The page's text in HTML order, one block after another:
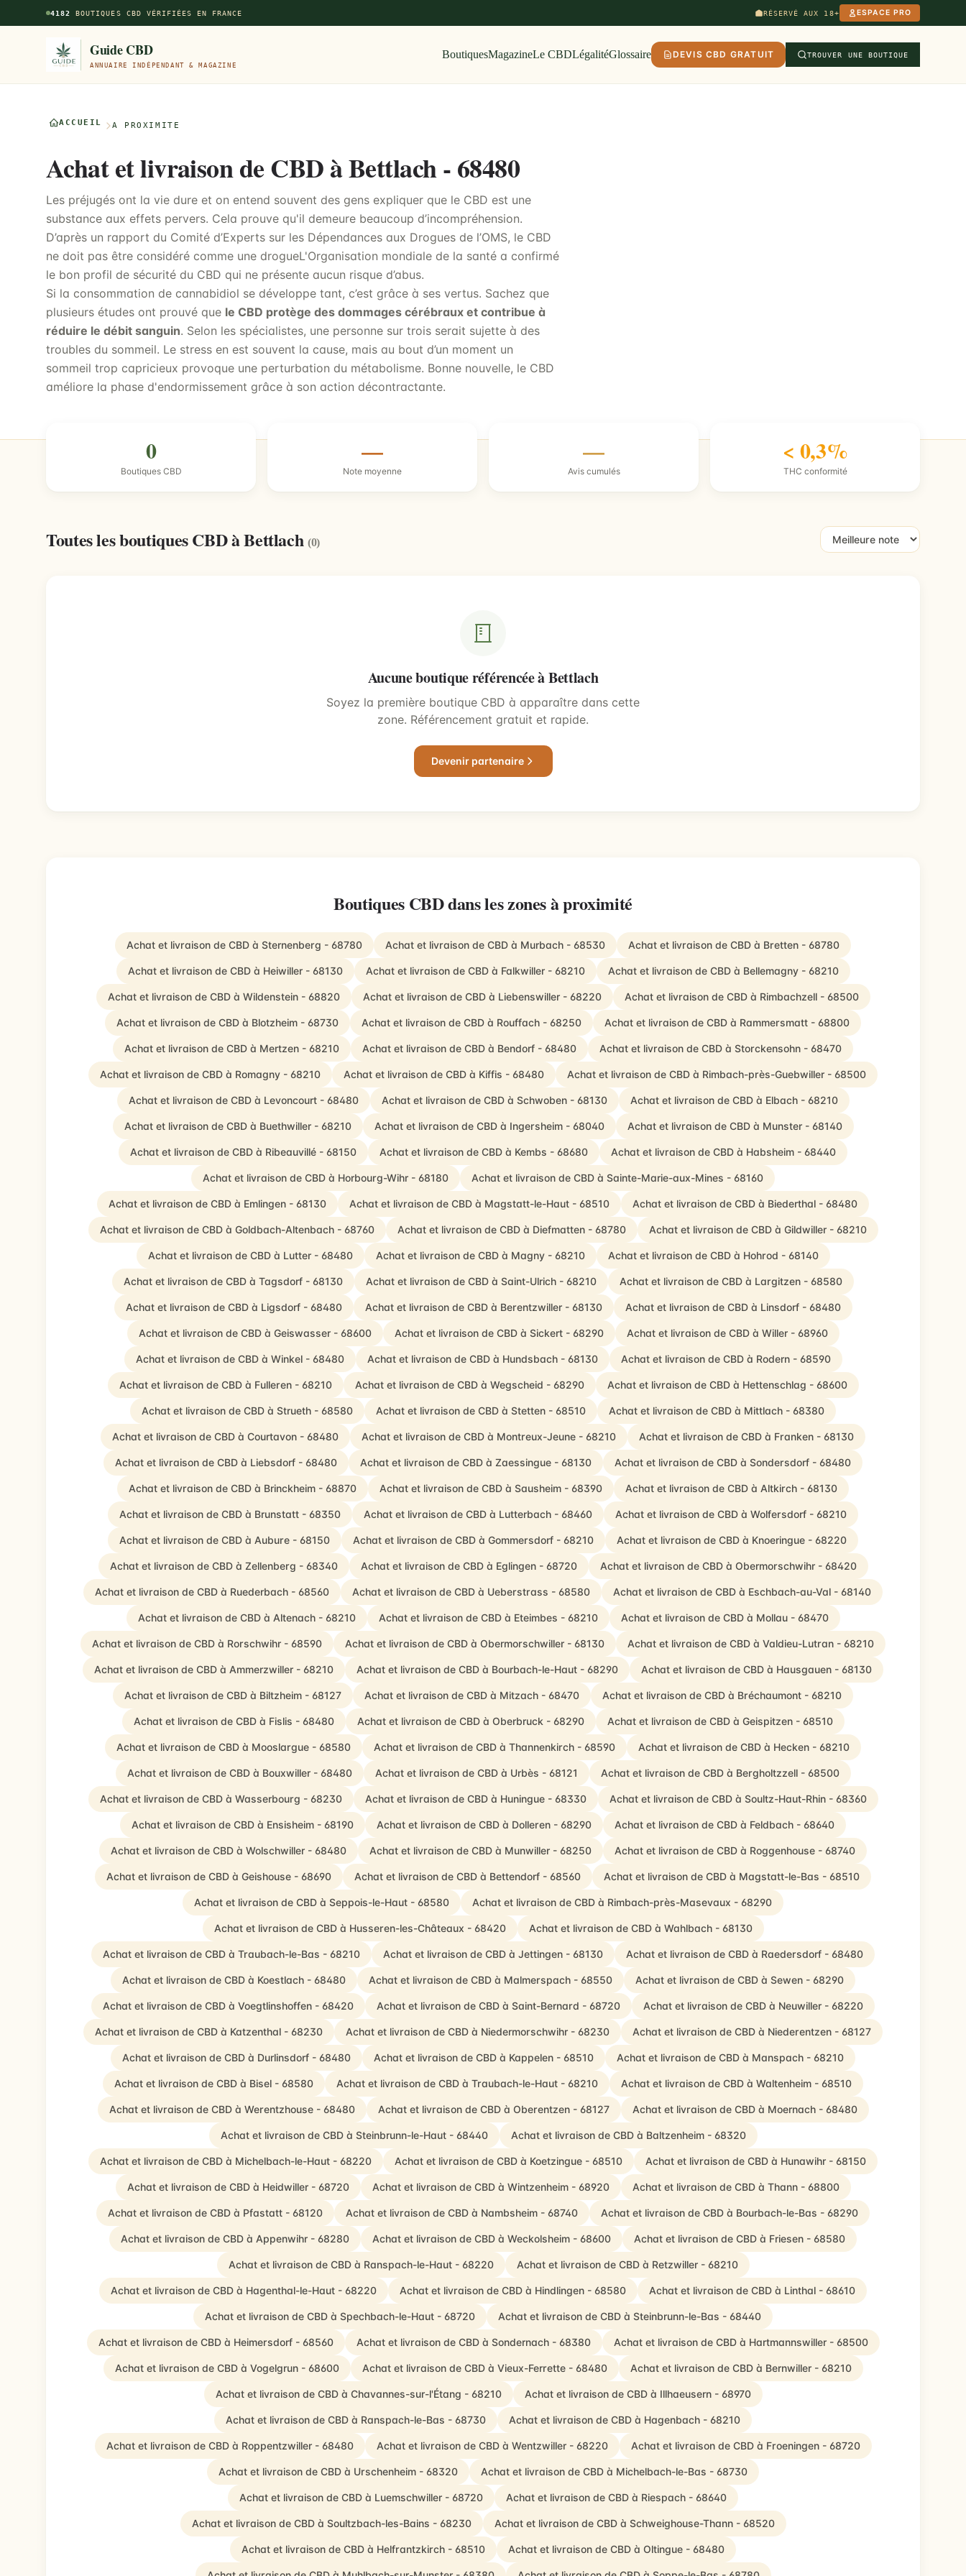
Aller au contenu principal
4182 BOUTIQUES CBD VÉRIFIÉES EN FRANCE RÉSERVÉ AUX 18+ ESPACE PRO
Guide CBD
ANNUAIRE INDÉPENDANT & MAGAZINE
BoutiquesMagazineLe CBDLégalitéGlossaire DEVIS CBD GRATUIT TROUVER UNE BOUTIQUE
ACCUEIL À PROXIMITÉ
Achat et livraison de CBD à Bettlach - 68480
Les préjugés ont la vie dure et on entend souvent des gens expliquer que le CBD est une
substance aux effets pervers. Cela prouve qu'il demeure beaucoup d’incompréhension.
D’après un rapport du Comité d’Experts sur les Dépendances aux Drogues de l’OMS, le CBD
ne doit pas être considéré comme une drogueL'Organisation mondiale de la santé a confirmé
le bon profil de sécurité du CBD qui ne présente aucun risque d’abus.
Si la consommation de cannabidiol se développe tant, c’est grâce à ses vertus. Sachez que
plusieurs études ont prouvé que le CBD protège des dommages cérébraux et contribue à
réduire le débit sanguin. Selon les spécialistes, une personne sur trois serait sujette à des
troubles du sommeil. Le stress en est souvent la cause, mais au bout d’un moment un
sommeil trop capricieux provoque une perturbation du métabolisme. Bonne nouvelle, le CBD
améliore la phase d'endormissement grâce à son action décontractante.
0
Boutiques CBD
—
Note moyenne
—
Avis cumulés
< 0,3%
THC conformité
Toutes les boutiques CBD à Bettlach(0)
Aucune boutique référencée à Bettlach
Soyez la première boutique CBD à apparaître dans cette
zone. Référencement gratuit et rapide.
Devenir partenaire
Boutiques CBD dans les zones à proximité
Achat et livraison de CBD à Sternenberg - 68780 Achat et livraison de CBD à Murbach - 68530 Achat et livraison de CBD à Bretten - 68780
Achat et livraison de CBD à Heiwiller - 68130 Achat et livraison de CBD à Falkwiller - 68210 Achat et livraison de CBD à Bellemagny - 68210
Achat et livraison de CBD à Wildenstein - 68820 Achat et livraison de CBD à Liebenswiller - 68220 Achat et livraison de CBD à Rimbachzell - 68500
Achat et livraison de CBD à Blotzheim - 68730 Achat et livraison de CBD à Rouffach - 68250 Achat et livraison de CBD à Rammersmatt - 68800
Achat et livraison de CBD à Mertzen - 68210 Achat et livraison de CBD à Bendorf - 68480 Achat et livraison de CBD à Storckensohn - 68470
Achat et livraison de CBD à Romagny - 68210 Achat et livraison de CBD à Kiffis - 68480 Achat et livraison de CBD à Rimbach-près-Guebwiller - 68500
Achat et livraison de CBD à Levoncourt - 68480 Achat et livraison de CBD à Schwoben - 68130 Achat et livraison de CBD à Elbach - 68210
Achat et livraison de CBD à Buethwiller - 68210 Achat et livraison de CBD à Ingersheim - 68040 Achat et livraison de CBD à Munster - 68140
Achat et livraison de CBD à Ribeauvillé - 68150 Achat et livraison de CBD à Kembs - 68680 Achat et livraison de CBD à Habsheim - 68440
Achat et livraison de CBD à Horbourg-Wihr - 68180 Achat et livraison de CBD à Sainte-Marie-aux-Mines - 68160
Achat et livraison de CBD à Emlingen - 68130 Achat et livraison de CBD à Magstatt-le-Haut - 68510 Achat et livraison de CBD à Biederthal - 68480
Achat et livraison de CBD à Goldbach-Altenbach - 68760 Achat et livraison de CBD à Diefmatten - 68780 Achat et livraison de CBD à Gildwiller - 68210
Achat et livraison de CBD à Lutter - 68480 Achat et livraison de CBD à Magny - 68210 Achat et livraison de CBD à Hohrod - 68140
Achat et livraison de CBD à Tagsdorf - 68130 Achat et livraison de CBD à Saint-Ulrich - 68210 Achat et livraison de CBD à Largitzen - 68580
Achat et livraison de CBD à Ligsdorf - 68480 Achat et livraison de CBD à Berentzwiller - 68130 Achat et livraison de CBD à Linsdorf - 68480
Achat et livraison de CBD à Geiswasser - 68600 Achat et livraison de CBD à Sickert - 68290 Achat et livraison de CBD à Willer - 68960
Achat et livraison de CBD à Winkel - 68480 Achat et livraison de CBD à Hundsbach - 68130 Achat et livraison de CBD à Rodern - 68590
Achat et livraison de CBD à Fulleren - 68210 Achat et livraison de CBD à Wegscheid - 68290 Achat et livraison de CBD à Hettenschlag - 68600
Achat et livraison de CBD à Strueth - 68580 Achat et livraison de CBD à Stetten - 68510 Achat et livraison de CBD à Mittlach - 68380
Achat et livraison de CBD à Courtavon - 68480 Achat et livraison de CBD à Montreux-Jeune - 68210 Achat et livraison de CBD à Franken - 68130
Achat et livraison de CBD à Liebsdorf - 68480 Achat et livraison de CBD à Zaessingue - 68130 Achat et livraison de CBD à Sondersdorf - 68480
Achat et livraison de CBD à Brinckheim - 68870 Achat et livraison de CBD à Sausheim - 68390 Achat et livraison de CBD à Altkirch - 68130
Achat et livraison de CBD à Brunstatt - 68350 Achat et livraison de CBD à Lutterbach - 68460 Achat et livraison de CBD à Wolfersdorf - 68210
Achat et livraison de CBD à Aubure - 68150 Achat et livraison de CBD à Gommersdorf - 68210 Achat et livraison de CBD à Knoeringue - 68220
Achat et livraison de CBD à Zellenberg - 68340 Achat et livraison de CBD à Eglingen - 68720 Achat et livraison de CBD à Obermorschwihr - 68420
Achat et livraison de CBD à Ruederbach - 68560 Achat et livraison de CBD à Ueberstrass - 68580 Achat et livraison de CBD à Eschbach-au-Val - 68140
Achat et livraison de CBD à Altenach - 68210 Achat et livraison de CBD à Eteimbes - 68210 Achat et livraison de CBD à Mollau - 68470
Achat et livraison de CBD à Rorschwihr - 68590 Achat et livraison de CBD à Obermorschwiller - 68130 Achat et livraison de CBD à Valdieu-Lutran - 68210
Achat et livraison de CBD à Ammerzwiller - 68210 Achat et livraison de CBD à Bourbach-le-Haut - 68290 Achat et livraison de CBD à Hausgauen - 68130
Achat et livraison de CBD à Biltzheim - 68127 Achat et livraison de CBD à Mitzach - 68470 Achat et livraison de CBD à Bréchaumont - 68210
Achat et livraison de CBD à Fislis - 68480 Achat et livraison de CBD à Oberbruck - 68290 Achat et livraison de CBD à Geispitzen - 68510
Achat et livraison de CBD à Mooslargue - 68580 Achat et livraison de CBD à Thannenkirch - 68590 Achat et livraison de CBD à Hecken - 68210
Achat et livraison de CBD à Bouxwiller - 68480 Achat et livraison de CBD à Urbès - 68121 Achat et livraison de CBD à Bergholtzzell - 68500
Achat et livraison de CBD à Wasserbourg - 68230 Achat et livraison de CBD à Huningue - 68330 Achat et livraison de CBD à Soultz-Haut-Rhin - 68360
Achat et livraison de CBD à Ensisheim - 68190 Achat et livraison de CBD à Dolleren - 68290 Achat et livraison de CBD à Feldbach - 68640
Achat et livraison de CBD à Wolschwiller - 68480 Achat et livraison de CBD à Munwiller - 68250 Achat et livraison de CBD à Roggenhouse - 68740
Achat et livraison de CBD à Geishouse - 68690 Achat et livraison de CBD à Bettendorf - 68560 Achat et livraison de CBD à Magstatt-le-Bas - 68510
Achat et livraison de CBD à Seppois-le-Haut - 68580 Achat et livraison de CBD à Rimbach-près-Masevaux - 68290
Achat et livraison de CBD à Husseren-les-Châteaux - 68420 Achat et livraison de CBD à Wahlbach - 68130
Achat et livraison de CBD à Traubach-le-Bas - 68210 Achat et livraison de CBD à Jettingen - 68130 Achat et livraison de CBD à Raedersdorf - 68480
Achat et livraison de CBD à Koestlach - 68480 Achat et livraison de CBD à Malmerspach - 68550 Achat et livraison de CBD à Sewen - 68290
Achat et livraison de CBD à Voegtlinshoffen - 68420 Achat et livraison de CBD à Saint-Bernard - 68720 Achat et livraison de CBD à Neuwiller - 68220
Achat et livraison de CBD à Katzenthal - 68230 Achat et livraison de CBD à Niedermorschwihr - 68230 Achat et livraison de CBD à Niederentzen - 68127
Achat et livraison de CBD à Durlinsdorf - 68480 Achat et livraison de CBD à Kappelen - 68510 Achat et livraison de CBD à Manspach - 68210
Achat et livraison de CBD à Bisel - 68580 Achat et livraison de CBD à Traubach-le-Haut - 68210 Achat et livraison de CBD à Waltenheim - 68510
Achat et livraison de CBD à Werentzhouse - 68480 Achat et livraison de CBD à Oberentzen - 68127 Achat et livraison de CBD à Moernach - 68480
Achat et livraison de CBD à Steinbrunn-le-Haut - 68440 Achat et livraison de CBD à Baltzenheim - 68320
Achat et livraison de CBD à Michelbach-le-Haut - 68220 Achat et livraison de CBD à Koetzingue - 68510 Achat et livraison de CBD à Hunawihr - 68150
Achat et livraison de CBD à Heidwiller - 68720 Achat et livraison de CBD à Wintzenheim - 68920 Achat et livraison de CBD à Thann - 68800
Achat et livraison de CBD à Pfastatt - 68120 Achat et livraison de CBD à Nambsheim - 68740 Achat et livraison de CBD à Bourbach-le-Bas - 68290
Achat et livraison de CBD à Appenwihr - 68280 Achat et livraison de CBD à Weckolsheim - 68600 Achat et livraison de CBD à Friesen - 68580
Achat et livraison de CBD à Ranspach-le-Haut - 68220 Achat et livraison de CBD à Retzwiller - 68210
Achat et livraison de CBD à Hagenthal-le-Haut - 68220 Achat et livraison de CBD à Hindlingen - 68580 Achat et livraison de CBD à Linthal - 68610
Achat et livraison de CBD à Spechbach-le-Haut - 68720 Achat et livraison de CBD à Steinbrunn-le-Bas - 68440
Achat et livraison de CBD à Heimersdorf - 68560 Achat et livraison de CBD à Sondernach - 68380 Achat et livraison de CBD à Hartmannswiller - 68500
Achat et livraison de CBD à Vogelgrun - 68600 Achat et livraison de CBD à Vieux-Ferrette - 68480 Achat et livraison de CBD à Bernwiller - 68210
Achat et livraison de CBD à Chavannes-sur-l'Étang - 68210 Achat et livraison de CBD à Illhaeusern - 68970
Achat et livraison de CBD à Ranspach-le-Bas - 68730 Achat et livraison de CBD à Hagenbach - 68210
Achat et livraison de CBD à Roppentzwiller - 68480 Achat et livraison de CBD à Wentzwiller - 68220 Achat et livraison de CBD à Froeningen - 68720
Achat et livraison de CBD à Urschenheim - 68320 Achat et livraison de CBD à Michelbach-le-Bas - 68730
Achat et livraison de CBD à Luemschwiller - 68720 Achat et livraison de CBD à Riespach - 68640
Achat et livraison de CBD à Soultzbach-les-Bains - 68230 Achat et livraison de CBD à Schweighouse-Thann - 68520
Achat et livraison de CBD à Helfrantzkirch - 68510 Achat et livraison de CBD à Oltingue - 68480